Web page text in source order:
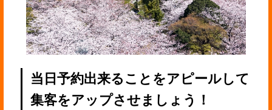
当日予約出来ることをアピールして
集客をアップさせましょう！